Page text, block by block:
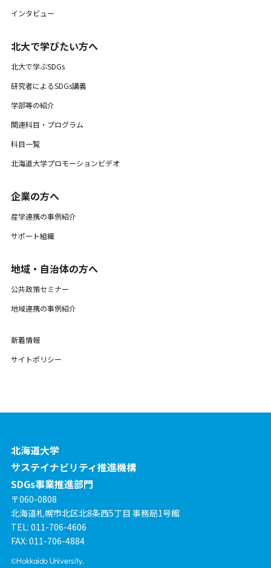
インタビュー
北大で学びたい方へ
北大で学ぶSDGs
研究者によるSDGs講義
学部等の紹介
関連科目・プログラム
科目一覧
北海道大学プロモーションビデオ
企業の方へ
産学連携の事例紹介
サポート組織
地域・自治体の方へ
公共政策セミナー
地域連携の事例紹介
新着情報
サイトポリシー
北海道大学
サステイナビリティ推進機構
SDGs事業推進部門
〒060-0808
北海道札幌市北区北8条西5丁目 事務局1号館
TEL: 011-706-4606
FAX: 011-706-4884
©Hokkaido University.